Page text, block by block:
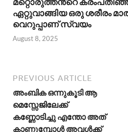
ഏറ്റുവാങ്ങിയ ഒരു ശരീരം
വെറുപ്പാണ് സ്വയം
August 8, 2025
PREVIOUS ARTICLE
അംബിക ഒന്നുകൂടി ആ
മെസ്സേജിലേക്ക്
കണ്ണോടിച്ചു എന്തോ അത്
കാണുമ്പോൾ അവൾക്ക്